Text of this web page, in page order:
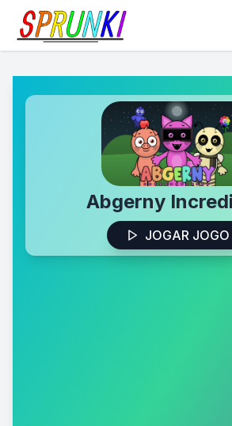
Abgerny
JOGAR JOGO